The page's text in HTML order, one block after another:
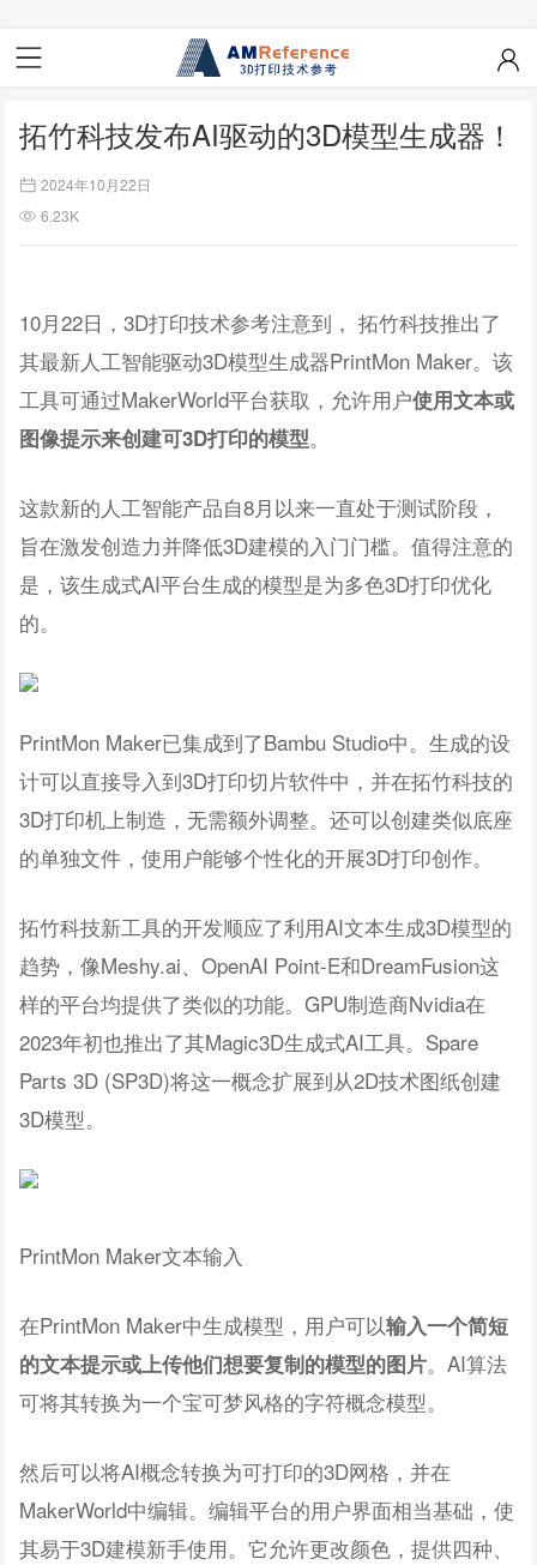
拓竹科技发布AI驱动的3D模型生成器！
2024年10月22日
6.23K
10月22日，3D打印技术参考注意到， 拓竹科技推出了
其最新人工智能驱动3D模型生成器PrintMon Maker。该
工具可通过MakerWorld平台获取，允许用户使用文本或
图像提示来创建可3D打印的模型。
这款新的人工智能产品自8月以来一直处于测试阶段，
旨在激发创造力并降低3D建模的入门门槛。值得注意的
是，该生成式AI平台生成的模型是为多色3D打印优化
的。
PrintMon Maker已集成到了Bambu Studio中。生成的设
计可以直接导入到3D打印切片软件中，并在拓竹科技的
3D打印机上制造，无需额外调整。还可以创建类似底座
的单独文件，使用户能够个性化的开展3D打印创作。
拓竹科技新工具的开发顺应了利用AI文本生成3D模型的
趋势，像Meshy.ai、OpenAI Point-E和DreamFusion这
样的平台均提供了类似的功能。GPU制造商Nvidia在
2023年初也推出了其Magic3D生成式AI工具。Spare
Parts 3D (SP3D)将这一概念扩展到从2D技术图纸创建
3D模型。
PrintMon Maker文本输入
在PrintMon Maker中生成模型，用户可以输入一个简短
的文本提示或上传他们想要复制的模型的图片。AI算法
可将其转换为一个宝可梦风格的字符概念模型。
然后可以将AI概念转换为可打印的3D网格，并在
MakerWorld中编辑。编辑平台的用户界面相当基础，使
其易于3D建模新手使用。它允许更改颜色，提供四种、